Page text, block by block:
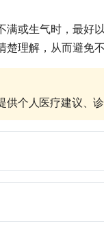
满或生气时，最好
理解，从而避免不
供个人医疗建议、诊
Angry? 5
advice/
reasons-why/